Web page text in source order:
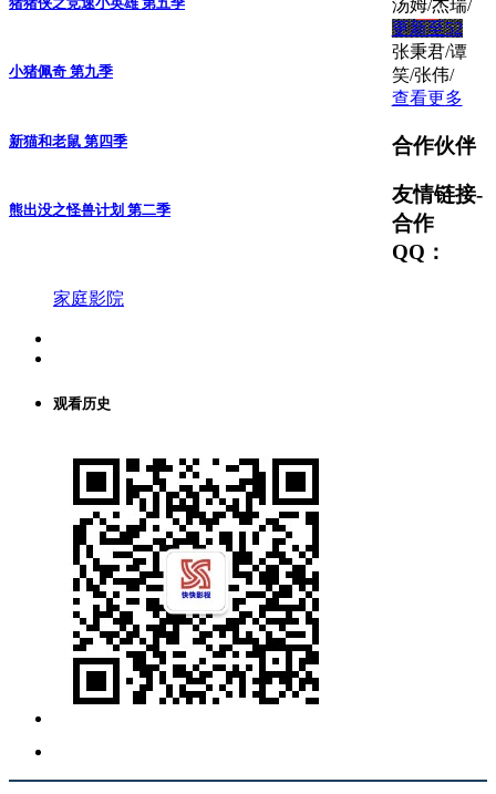
小猪佩奇 第九季
新猫和老鼠 第四季
汤姆/杰瑞/
更新至52
熊出没之怪兽计划 第二季
张秉君/谭
笑/张伟/
查看更多
合作伙伴
友情链接-
合作
QQ：
家庭影院
观看历史